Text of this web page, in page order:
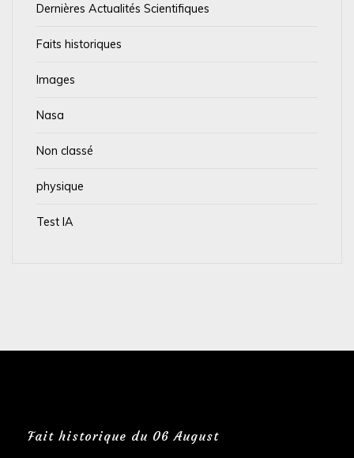
Dernières Actualités Scientifiques
Faits historiques
Images
Nasa
Non classé
physique
Test IA
Fait historique du 06 August